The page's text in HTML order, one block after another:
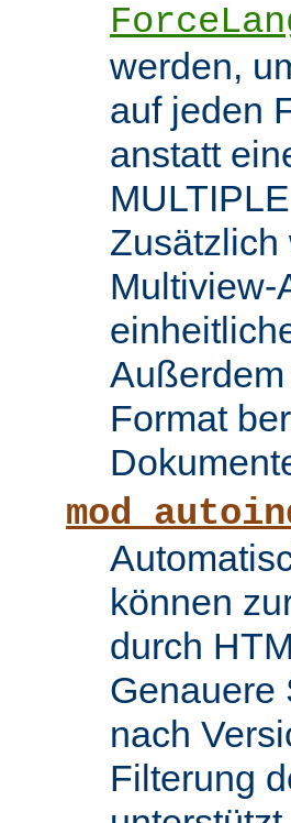
werden,
auf jeden
anstatt
Zusätzlich
Multiview-
Format
können
durch
Genauere
nach
Filterung